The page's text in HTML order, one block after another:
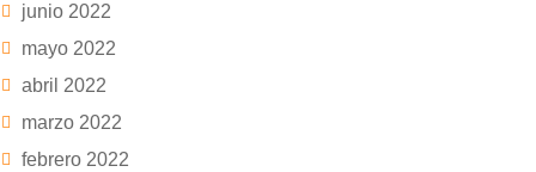
junio 2022
mayo 2022
abril 2022
marzo 2022
febrero 2022